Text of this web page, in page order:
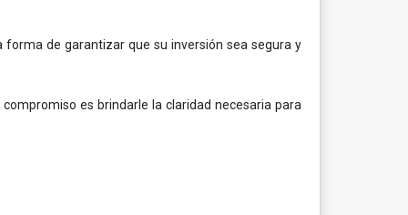
de garantizar que su inversión sea segura y
es brindarle la claridad necesaria para